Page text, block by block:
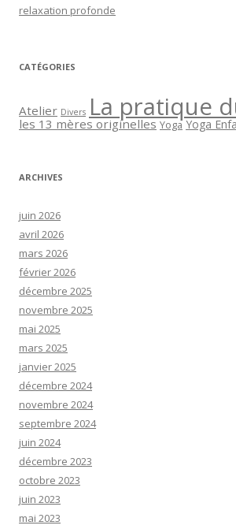
relaxation profonde
CATÉGORIES
Atelier Divers La pratique
les 13 mères originelles Yoga Yoga
ARCHIVES
juin 2026
avril 2026
mars 2026
février 2026
décembre 2025
novembre 2025
mai 2025
mars 2025
janvier 2025
décembre 2024
novembre 2024
septembre 2024
juin 2024
décembre 2023
octobre 2023
juin 2023
mai 2023